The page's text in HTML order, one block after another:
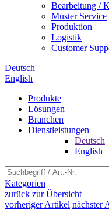
Bearbeitung /
Muster Service
Produktion
Logistik
Customer
Deutsch
English
Produkte
Lösungen
Branchen
Dienstleistungen
Deutsch
English
Kategorien
zurück zur Übersicht
vorheriger Artikel nächster